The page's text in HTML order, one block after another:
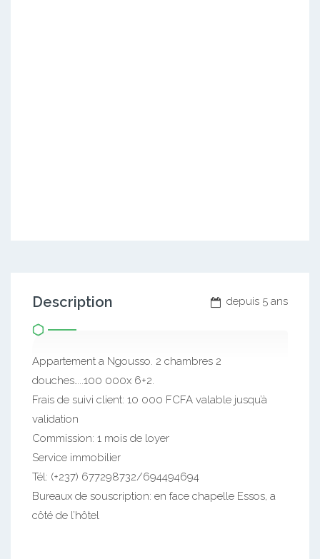
depuis 5 ans
Description
Appartement a Ngousso. 2 chambres 2
douches…..100 000x 6+2.
Frais de suivi client: 10 000 FCFA valable jusqu’à
validation
Commission: 1 mois de loyer
Service immobilier
Tél: (+237) 677298732/694494694
Bureaux de souscription: en face chapelle Essos, a
côté de l’hôtel